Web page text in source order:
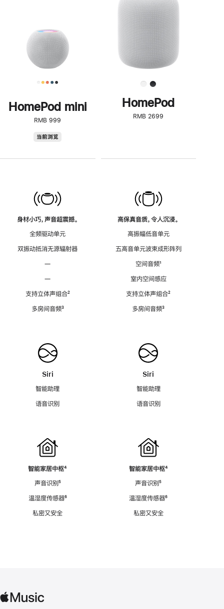
HomePod mini
RMB 999
当前浏览
身材小巧，声音超震撼。
全频驱动单元
双振动抵消无源辐射器
—
—
支持立体声组合脚
²
多房间音频脚
³
Siri
智能助理
语音识别
智能家居中枢脚
⁴
声音识别脚
⁵
温湿度传感器脚
⁶
私密又安全
了
解
HomePod<
HomePod
RMB 2699
高保真音质，令人沉浸。
高振幅低音单元
五高音单元波束成形阵列
空间音频脚
¹
室内空间感应
支持立体声组合脚
²
多房间音频脚
³
Siri
智能助理
语音识别
智能家居中枢脚
⁴
声音识别脚
⁵
温湿度传感器脚
⁶
私密又安全